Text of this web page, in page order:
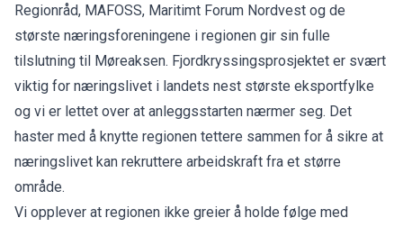
Regionråd, MAFOSS, Maritimt Forum Nordvest og de
største næringsforeningene i regionen gir sin fulle
tilslutning til Møreaksen. Fjordkryssingsprosjektet er svært
viktig for næringslivet i landets nest største eksportfylke
og vi er lettet over at anleggsstarten nærmer seg. Det
haster med å knytte regionen tettere sammen for å sikre at
næringslivet kan rekruttere arbeidskraft fra et større
område.
Vi opplever at regionen ikke greier å holde følge med